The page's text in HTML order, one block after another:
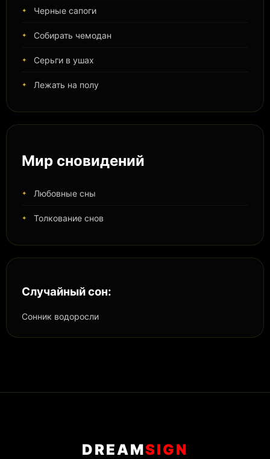
Черные сапоги
Собирать чемодан
Серьги в ушах
Лежать на полу
Мир сновидений
Любовные сны
Толкование снов
Случайный сон:
Сонник водоросли
DREAMSIGN